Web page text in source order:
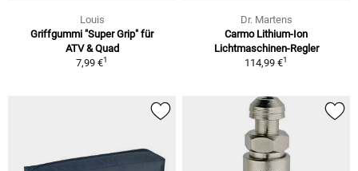
Louis
Griffgummi "Super Grip" für
ATV & Quad
7,99 €1
Dr. Martens
Carmo Lithium-Ion
Lichtmaschinen-Regler
114,99 €1